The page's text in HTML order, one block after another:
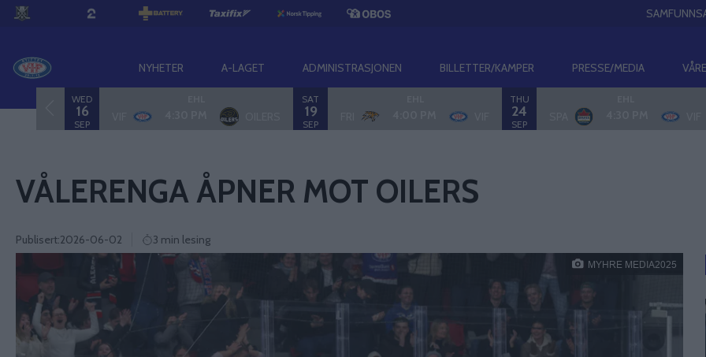
NYHETER A-LAGET ADMINISTRASJONEN BILLETTER/KAMPER PRESSE/MEDIA
WED
16
SEP
SAT
19
SEP
THU
24
SEP
VÅLERENGA ÅPNER MOT OILERS
Publisert:2026-06-02 3 min lesing
MYHRE MEDIA2025